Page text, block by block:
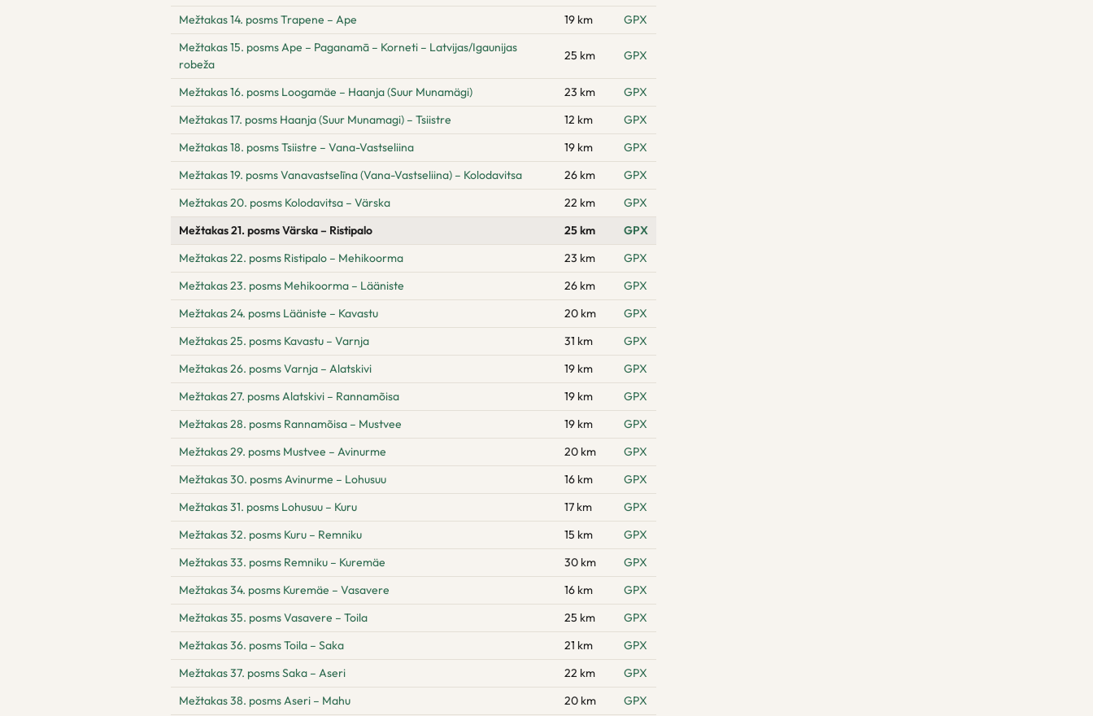
Mežtakas 14. posms Trapene – Ape
19 km
GPX
Mežtakas 15. posms Ape – Paganamā – Korneti – Latvijas/Igaunijas
robeža
25 km GPX
Mežtakas 16. posms Loogamäe – Haanja (Suur Munamägi) 23 km
GPX
Mežtakas 17. posms Haanja (Suur Munamagi) – Tsiistre
12 km
GPX
Mežtakas 18. posms Tsiistre – Vana-Vastseliina
19 km
GPX
Mežtakas 19. posms Vanavastselīna (Vana-Vastseliina) – Kolodavitsa
26 km
GPX
Mežtakas 20. posms Kolodavitsa – Värska
22 km
GPX
Mežtakas 21. posms Värska – Ristipalo
25 km
GPX
Mežtakas 22. posms Ristipalo – Mehikoorma
23 km
GPX
Mežtakas 23. posms Mehikoorma – Lääniste
26 km
GPX
Mežtakas 24. posms Lääniste – Kavastu
20 km
GPX
Mežtakas 25. posms Kavastu – Varnja
31 km
GPX
Mežtakas 26. posms Varnja – Alatskivi
19 km
GPX
Mežtakas 27. posms Alatskivi – Rannamõisa
19 km
GPX
Mežtakas 28. posms Rannamõisa – Mustvee
19 km
GPX
Mežtakas 29. posms Mustvee – Avinurme
20 km
GPX
Mežtakas 30. posms Avinurme – Lohusuu
16 km
GPX
Mežtakas 31. posms Lohusuu – Kuru
17 km
GPX
Mežtakas 32. posms Kuru – Remniku
15 km
GPX
Mežtakas 33. posms Remniku – Kuremäe
30 km
GPX
Mežtakas 34. posms Kuremäe – Vasavere
16 km
GPX
Mežtakas 35. posms Vasavere – Toila
25 km
GPX
Mežtakas 36. posms Toila – Saka
21 km
GPX
Mežtakas 37. posms Saka – Aseri
22 km
GPX
Mežtakas 38. posms Aseri – Mahu
20 km
GPX